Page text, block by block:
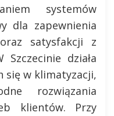
systemów
dla zapewnienia
satysfakcji z
Szczecinie działa
się w klimatyzacji,
rozwiązania
klientów. Przy